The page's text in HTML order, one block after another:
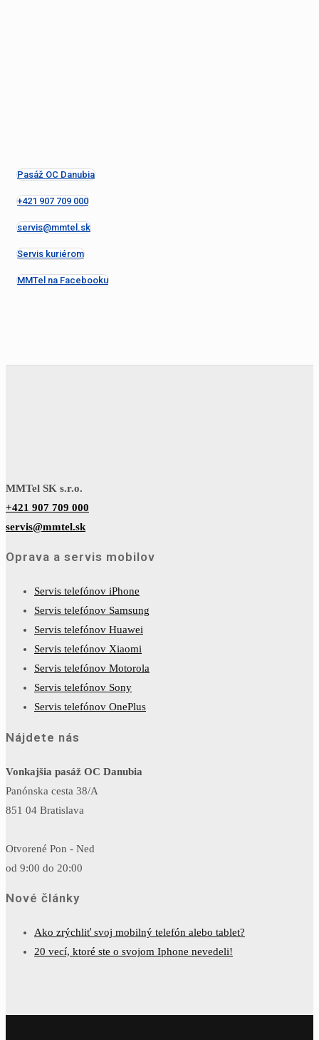
Pasáž OC Danubia
+421 907 709 000
servis@mmtel.sk
Servis kuriérom
MMTel na Facebooku
MMTel SK s.r.o.
+421 907 709 000
servis@mmtel.sk
Oprava a servis mobilov
Servis telefónov iPhone
Servis telefónov Samsung
Servis telefónov Huawei
Servis telefónov Xiaomi
Servis telefónov Motorola
Servis telefónov Sony
Servis telefónov OnePlus
Nájdete nás
Vonkajšia pasáž OC Danubia
Panónska cesta 38/A
851 04 Bratislava
Otvorené Pon - Ned
od 9:00 do 20:00
Nové články
Ako zrýchliť svoj mobilný telefón alebo tablet?
20 vecí, ktoré ste o svojom Iphone nevedeli!